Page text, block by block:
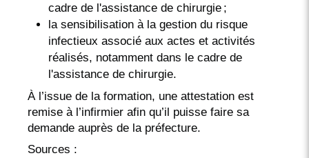
cadre de l'assistance de chirurgie ;
la sensibilisation à la gestion du risque
infectieux associé aux actes et activités
réalisés, notamment dans le cadre de
l'assistance de chirurgie.
À l’issue de la formation, une attestation est
remise à l’infirmier afin qu’il puisse faire sa
demande auprès de la préfecture.
Sources :